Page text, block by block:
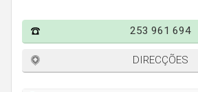
Guarda
Leiria
253 961 694
DIRECÇÕES